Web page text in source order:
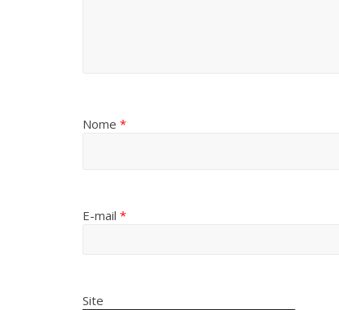
Nome *
E-mail *
Site